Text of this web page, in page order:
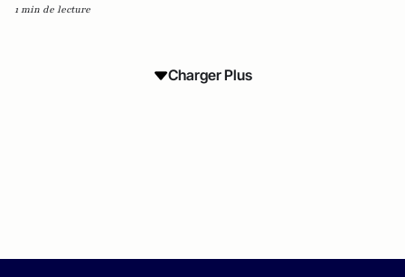
1 min de lecture
Charger Plus